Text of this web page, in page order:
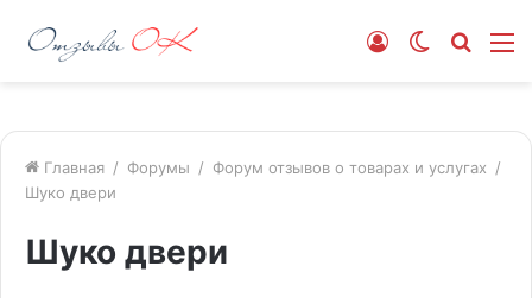
Switch
Войти
Главная / Форумы / Форум отзывов о товарах и услугах /
Шуко двери
Шуко двери